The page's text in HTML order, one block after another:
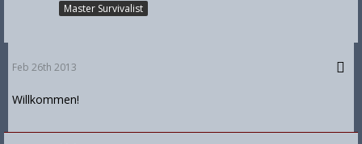
Master Survivalist
Feb 26th 2013
Willkommen!